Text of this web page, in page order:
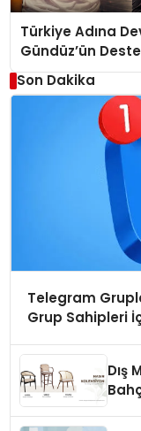
Türkiye Adına
Gündüz’ün
Arenasında
Son Dakika
Telegram
Grup Sahipleri
Dış